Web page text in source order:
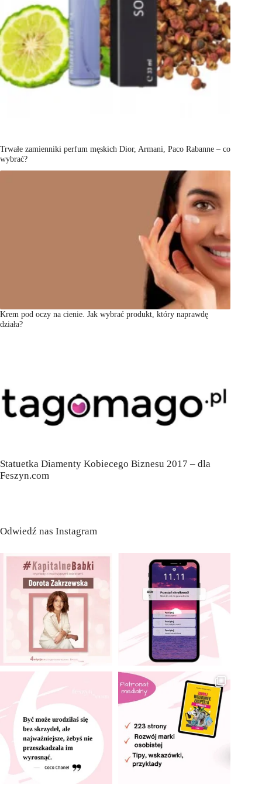
Trwałe zamienniki perfum męskich Dior, Armani, Paco Rabanne – co
wybrać?
Krem pod oczy na cienie. Jak wybrać produkt, który naprawdę
działa?
Statuetka Diamenty Kobiecego Biznesu 2017 – dla
Feszyn.com
Odwiedź nas Instagram